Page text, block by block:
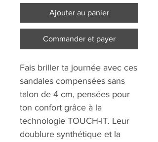
Ajouter au panier
Commander et payer
Fais briller ta journée avec ces
sandales compensées sans
talon de 4 cm, pensées pour
ton confort grâce à la
technologie TOUCH-IT. Leur
doublure synthétique et la